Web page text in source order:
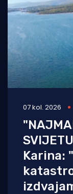
07 kol. 2026
Karina: